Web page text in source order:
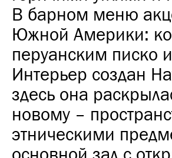
В барном меню
Южной Америки:
перуанским писко
Интерьер создан
здесь она
новому –
этническими